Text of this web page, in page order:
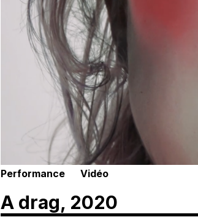
Performance Vidéo
A drag, 2020